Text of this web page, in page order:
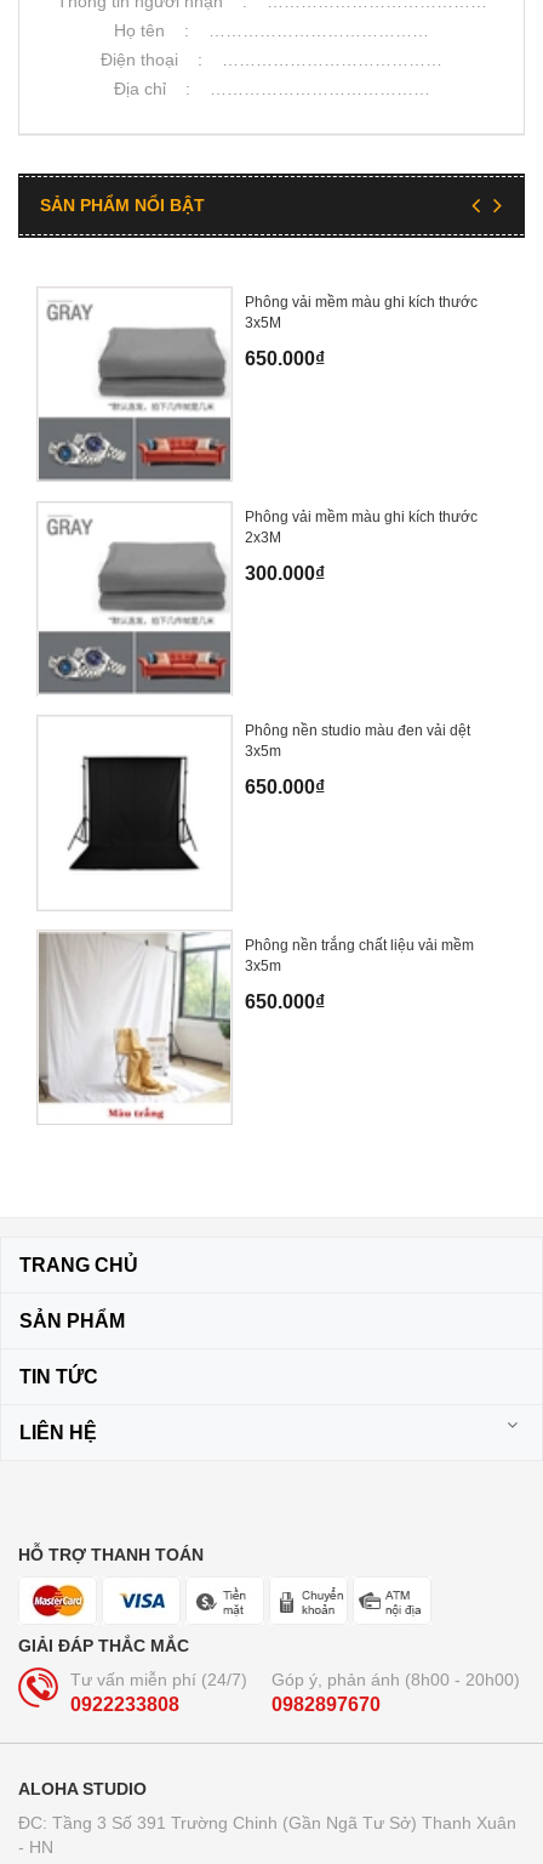
Họ tên : …………………………………
Điện thoại : …………………………………
Địa chỉ : …………………………………
SẢN PHẨM NỔI BẬT
Phông vải mềm màu ghi kích thước
3x5M
650.000₫
Phông vải mềm màu ghi kích thước
2x3M
300.000₫
Phông nền studio màu đen vải dệt
3x5m
650.000₫
Phông nền trắng chất liệu vải mềm
3x5m
650.000₫
TRANG CHỦ
SẢN PHẨM
TIN TỨC
LIÊN HỆ
HỖ TRỢ THANH TOÁN
GIẢI ĐÁP THẮC MẮC
Tư vấn miễn phí (24/7)
0922233808
Góp ý, phản ánh (8h00 - 20h00)
0982897670
ALOHA STUDIO
ĐC: Tầng 3 Số 391 Trường Chinh (Gần Ngã Tư Sở) Thanh Xuân
- HN